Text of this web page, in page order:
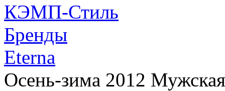
КЭМП-Стиль
Бренды
Eterna
Осень-зима 2012